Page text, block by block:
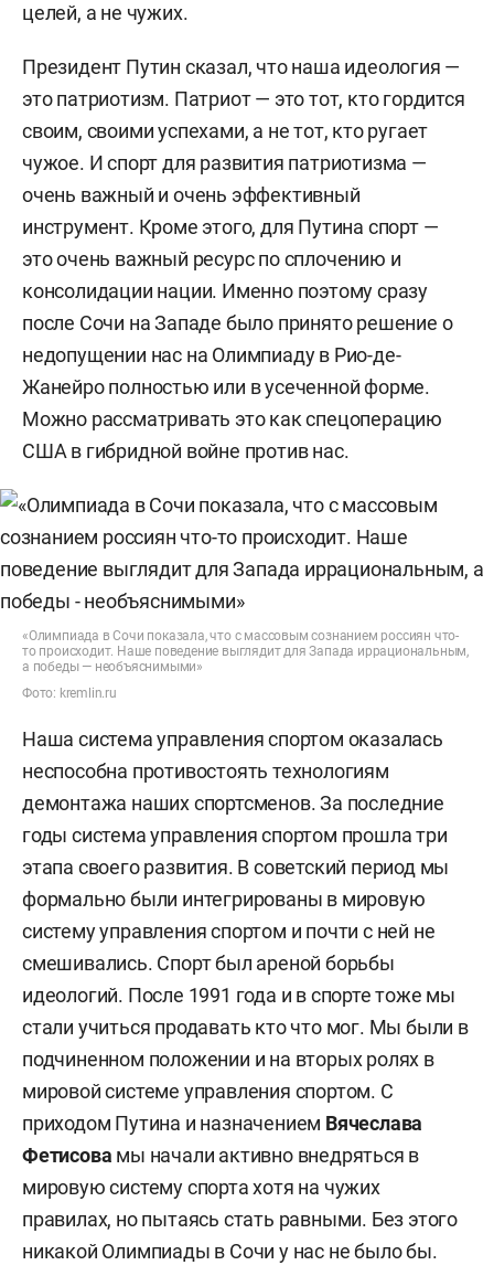
целей, а не чужих.
Президент Путин сказал, что наша идеология —
это патриотизм. Патриот — это тот, кто гордится
своим, своими успехами, а не тот, кто ругает
чужое. И спорт для развития патриотизма —
очень важный и очень эффективный
инструмент. Кроме этого, для Путина спорт —
это очень важный ресурс по сплочению и
консолидации нации. Именно поэтому сразу
после Сочи на Западе было принято решение о
недопущении нас на Олимпиаду в Рио-де-
Жанейро полностью или в усеченной форме.
Можно рассматривать это как спецоперацию
США в гибридной войне против нас.
«Олимпиада в Сочи показала, что с массовым сознанием россиян что-
то происходит. Наше поведение выглядит для Запада иррациональным,
а победы — необъяснимыми»
Фото: kremlin.ru
Наша система управления спортом оказалась
неспособна противостоять технологиям
демонтажа наших спортсменов. За последние
годы система управления спортом прошла три
этапа своего развития. В советский период мы
формально были интегрированы в мировую
систему управления спортом и почти с ней не
смешивались. Спорт был ареной борьбы
идеологий. После 1991 года и в спорте тоже мы
стали учиться продавать кто что мог. Мы были в
подчиненном положении и на вторых ролях в
мировой системе управления спортом. С
приходом Путина и назначением Вячеслава
Фетисова мы начали активно внедряться в
мировую систему спорта хотя на чужих
правилах, но пытаясь стать равными. Без этого
никакой Олимпиады в Сочи у нас не было бы.